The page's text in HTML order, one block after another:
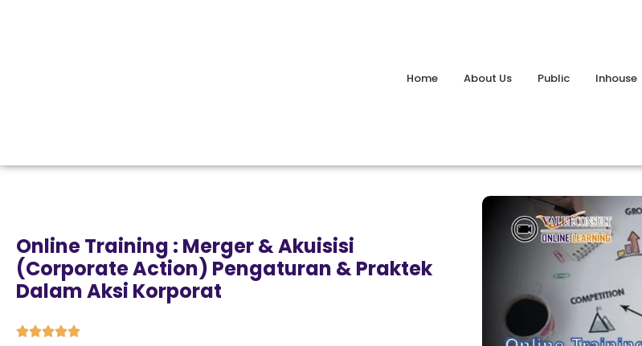
Home About Us Public Inhouse
Online Training : Merger & Akuisisi
(Corporate Action) Pengaturan & Praktek
Dalam Aksi Korporat
